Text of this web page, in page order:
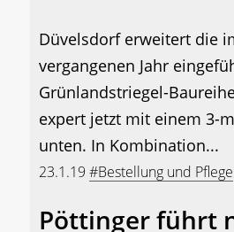
Düvelsdorf erweitert die
vergangenen Jahr
Grünlandstriegel-Baureihe
expert jetzt mit einem 3-
unten. In Kombination...
23.1.19 #Bestellung und Pflege
Pöttinger führt